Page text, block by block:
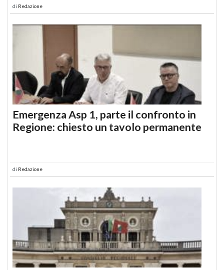
di Redazione
Emergenza Asp 1, parte il confronto in
Regione: chiesto un tavolo permanente
di Redazione